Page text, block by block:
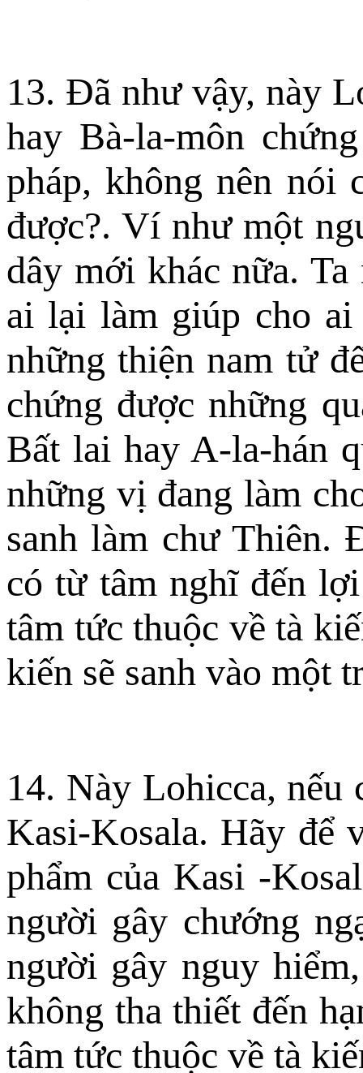
13. Ðã như vậy, này
hay Bà-la-môn
pháp, không nên
được?. Ví như một
dây mới khác nữa.
ai lại làm giúp cho
những thiện nam tử
chứng được những
Bất lai hay A-la-hán
những vị đang làm
sanh làm chư Thiên.
có từ tâm nghĩ đến
tâm tức thuộc về tà
kiến sẽ sanh vào một
14. Này Lohicca, nếu
Kasi-Kosala. Hãy để
phẩm của Kasi -
người gây chướng
người gây nguy
không tha thiết đến
tâm tức thuộc về tà